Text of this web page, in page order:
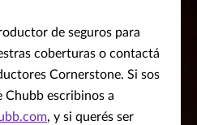
de seguros para
coberturas o contactá
Cornerstone. Si sos
Chubb escribinos a
, y si querés ser